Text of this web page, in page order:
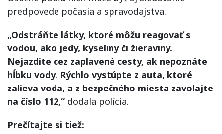
predpovede počasia a spravodajstva.
„Odstráňte látky, ktoré môžu reagovať s
vodou, ako jedy, kyseliny či žieraviny.
Nejazdite cez zaplavené cesty, ak nepoznáte
hĺbku vody. Rýchlo vystúpte z auta, ktoré
zalieva voda, a z bezpečného miesta zavolajte
na číslo 112,“ dodala polícia.
Prečítajte si tiež: